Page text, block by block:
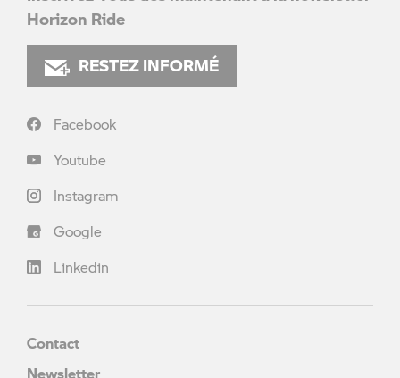
Horizon Ride
RESTEZ INFORMÉ
Facebook
Youtube
Instagram
Google
Linkedin
Contact
Newsletter